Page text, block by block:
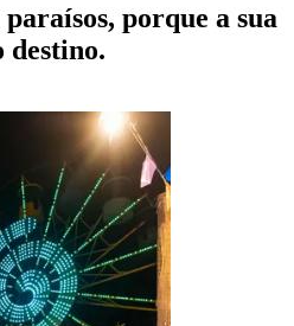
porque a sua
destino.